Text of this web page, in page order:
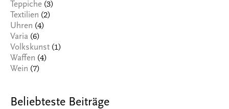
Teppiche (3)
Textilien (2)
Uhren (4)
Varia (6)
Volkskunst (1)
Waffen (4)
Wein (7)
Beliebteste Beiträge